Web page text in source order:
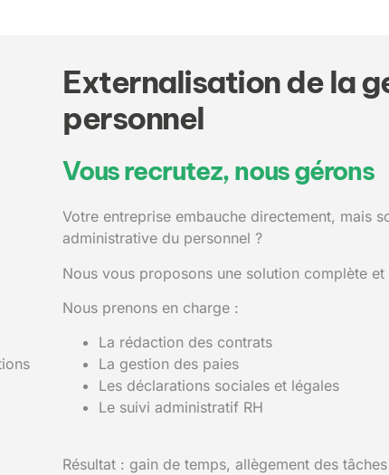
Externalisation de la
personnel
Vous recrutez, nous gérons
Votre entreprise embauche directement, mais
administrative du personnel ?
Nous vous proposons une solution complète et
Nous prenons en charge :
La rédaction des contrats
La gestion des paies
Les déclarations sociales et légales
Le suivi administratif RH
Résultat : gain de temps, allègement des